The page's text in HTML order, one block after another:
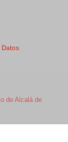
de Alcalá de